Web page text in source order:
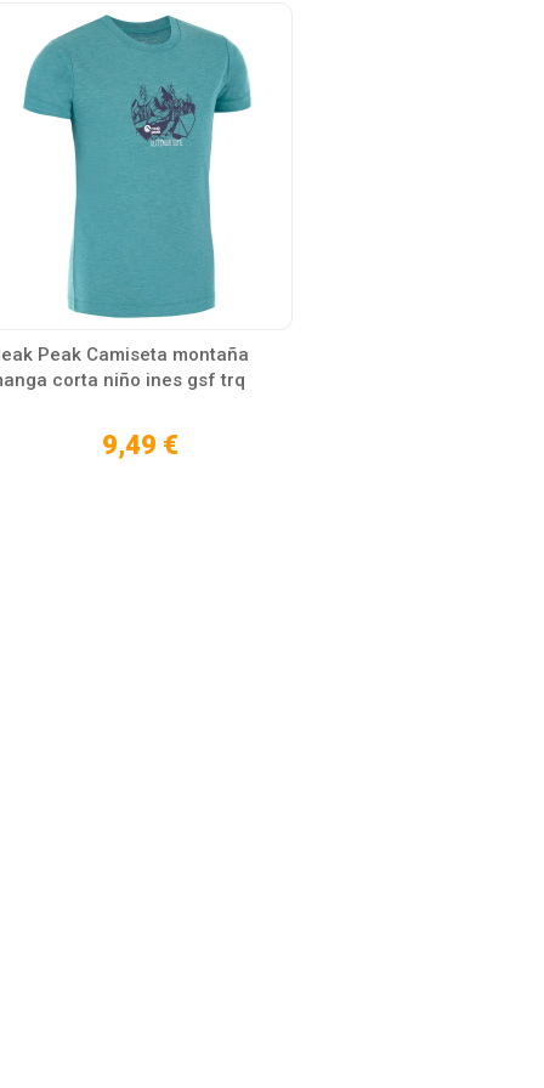
Peak Camiseta montaña
corta niño ines gsf trq
9,49 €